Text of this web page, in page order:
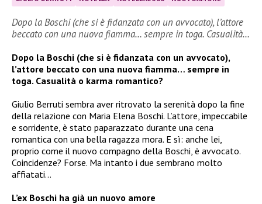
Dopo la Boschi (che si è fidanzata con un avvocato), l’attore
beccato con una nuova fiamma… sempre in toga. Casualità…
Dopo la Boschi (che si è fidanzata con un avvocato),
l’attore beccato con una nuova fiamma… sempre in
toga. Casualità o karma romantico?
Giulio Berruti sembra aver ritrovato la serenità dopo la fine
della relazione con Maria Elena Boschi. L’attore, impeccabile
e sorridente, è stato paparazzato durante una cena
romantica con una bella ragazza mora. E sì: anche lei,
proprio come il nuovo compagno della Boschi, è avvocato.
Coincidenze? Forse. Ma intanto i due sembrano molto
affiatati…
L’ex Boschi ha già un nuovo amore